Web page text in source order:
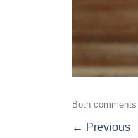
Both
← Previous